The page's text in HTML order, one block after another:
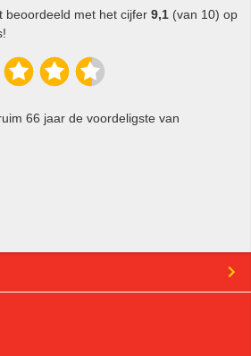
beoordeeld met het cijfer 9,1 (van 10) op
66 jaar de voordeligste van